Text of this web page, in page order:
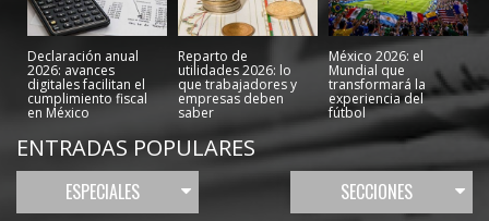
Declaración anual
2026: avances
digitales facilitan el
cumplimiento fiscal
en México
Reparto de
utilidades 2026: lo
que trabajadores y
empresas deben
saber
México 2026: el
Mundial que
transformará la
experiencia del
fútbol
ENTRADAS POPULARES
ESPECIALES SECCIONES